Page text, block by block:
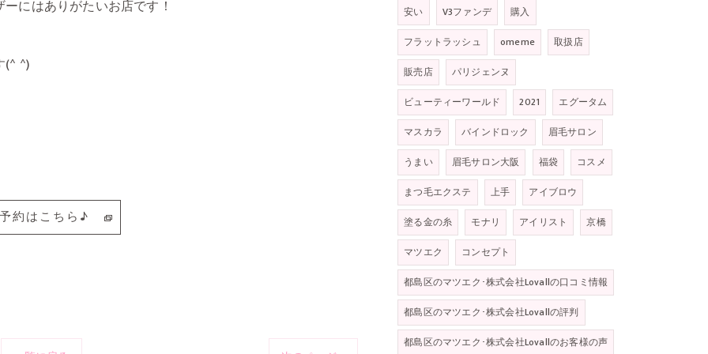
にはありがたいお店です！
(^ ^)
約はこちら♪
安い V3ファンデ
購入
フラットラッシュ
omeme
取扱店
販売店
パリジェンヌ
ビューティーワールド
2021
エグータム
マスカラ
バインドロック
眉毛サロン
うまい
眉毛サロン大阪 福袋
コスメ
まつ毛エクステ
上手
アイブロウ
塗る金の糸
モナリ アイリスト
京橋
マツエク
コンセプト
都島区のマツエク･株式会社Lovallの口コミ情報
都島区のマツエク･株式会社Lovallの評判
都島区のマツエク･株式会社Lovallのお客様の声